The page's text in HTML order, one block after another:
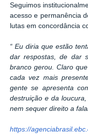
Seguimos
acesso e permanência
lutas em concordância
“ Eu diria que estão
dar respostas, de dar
branco gerou. Claro
cada vez mais
gente se apresenta
destruição e da
nem sequer direito a
https://